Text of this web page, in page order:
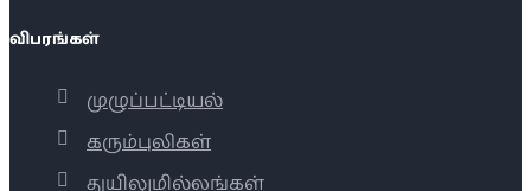
விபரங்கள்
முழுப்பட்டியல்
கரும்புலிகள்
துயிலுமில்லங்கள்